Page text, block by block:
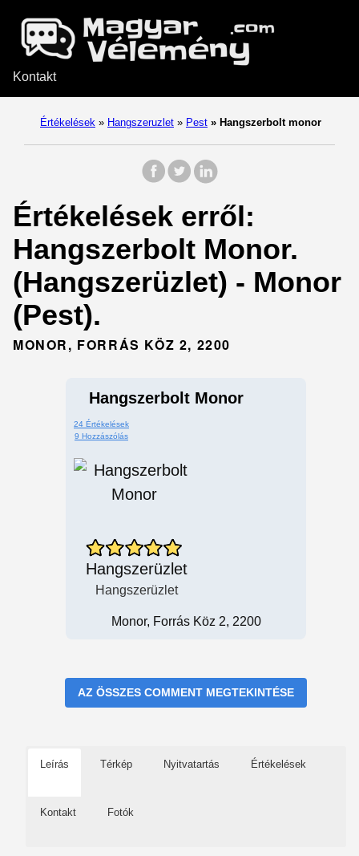
Kontakt
Értékelések » Hangszeruzlet » Pest » Hangszerbolt monor
Értékelések erről:
Hangszerbolt Monor.
(Hangszerüzlet) - Monor
(Pest).
MONOR, FORRÁS KÖZ 2, 2200
Hangszerbolt Monor
24 Értékelések
9 Hozzászólás
Hangszerüzlet
Hangszerüzlet
Monor, Forrás Köz 2, 2200
AZ ÖSSZES COMMENT MEGTEKINTÉSE
Leírás Térkép Nyitvatartás Értékelések
Kontakt Fotók